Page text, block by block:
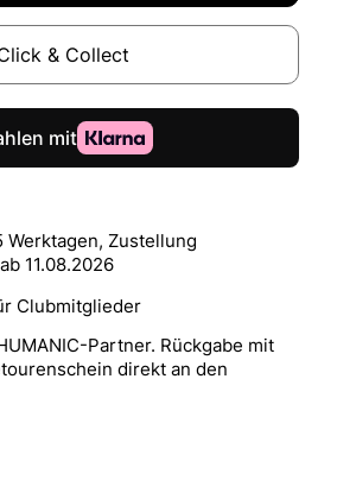
& Collect
Zustellung
11.08.2026
Clubmitglieder
Partner. Rückgabe mit
direkt an den